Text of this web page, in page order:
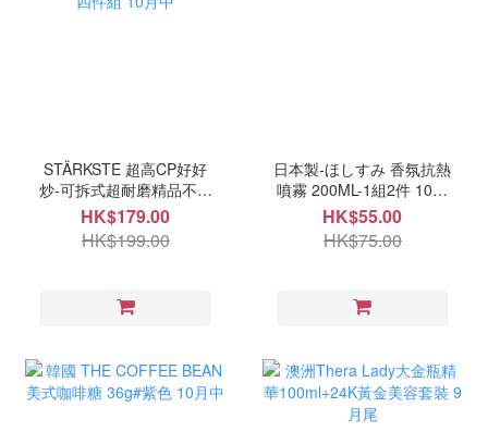
STÄRKSTE 超高CP好好
炒-可拆式超耐磨精品不沾
鍋四件組 10月中
HK$179.00
HK$199.00
日本製-ほしすみ 香氛抗熱
噴霧 200ML-1組2件 10月
中
HK$55.00
HK$75.00